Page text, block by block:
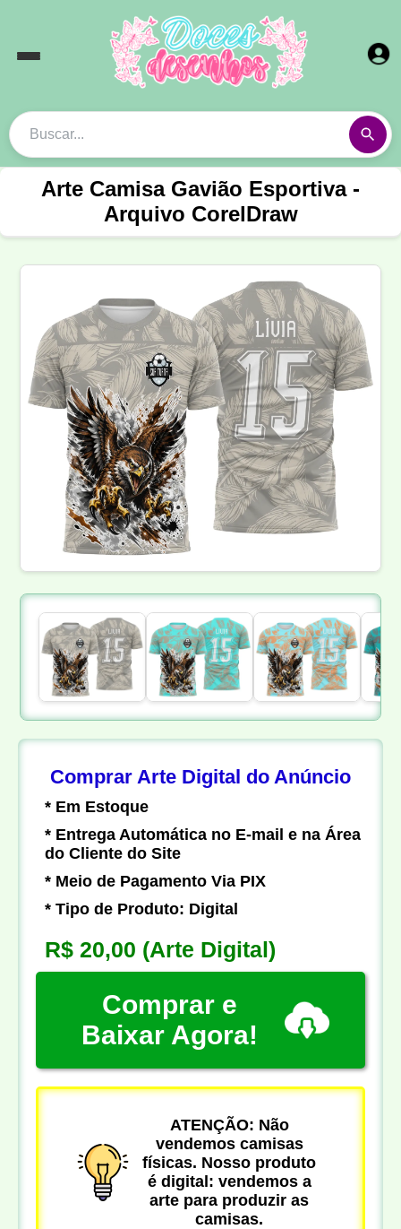
Arte Camisa Gavião Esportiva -
Arquivo CorelDraw
Comprar Arte Digital do Anúncio
* Em Estoque
* Entrega Automática no E-mail e na Área
do Cliente do Site
* Meio de Pagamento Via PIX
* Tipo de Produto: Digital
R$ 20,00 (Arte Digital)
Comprar e
Baixar Agora!
ATENÇÃO: Não
vendemos camisas
físicas. Nosso produto
é digital: vendemos a
arte para produzir as
camisas.